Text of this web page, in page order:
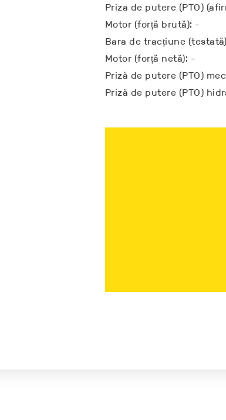
Priza de putere (PTO)
Motor (forță brută): -
Bara de tracțiune
Motor (forță netă): -
Priză de putere (PTO)
Priză de putere (PTO)